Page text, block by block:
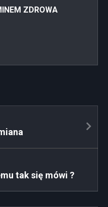
ZDROWA
tak się mówi ?